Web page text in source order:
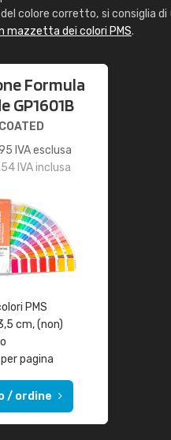
colore corretto, si consiglia
mazzetta dei colori PMS.
Formula
GP1601B
COATED
IVA esclusa
IVA inclusa
PMS
cm, (non)
pagina
/ ordine